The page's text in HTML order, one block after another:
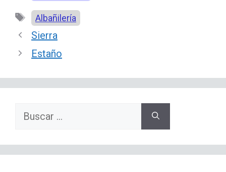
Etiquetas
Albañilería
Sierra
Estaño
Buscar: